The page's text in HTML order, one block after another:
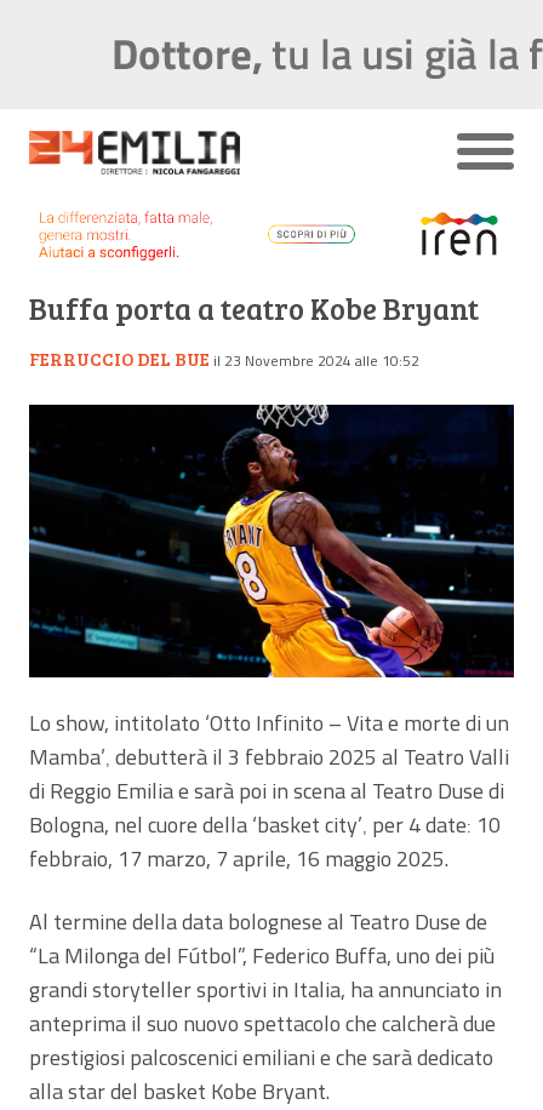
Buffa porta a teatro Kobe Bryant
FERRUCCIO DEL BUE il 23 Novembre 2024 alle 10:52
Lo show, intitolato ‘Otto Infinito – Vita e morte di un
Mamba’, debutterà il 3 febbraio 2025 al Teatro Valli
di Reggio Emilia e sarà poi in scena al Teatro Duse di
Bologna, nel cuore della ‘basket city’, per 4 date: 10
febbraio, 17 marzo, 7 aprile, 16 maggio 2025.
Al termine della data bolognese al Teatro Duse de
“La Milonga del Fútbol”, Federico Buffa, uno dei più
grandi storyteller sportivi in Italia, ha annunciato in
anteprima il suo nuovo spettacolo che calcherà due
prestigiosi palcoscenici emiliani e che sarà dedicato
alla star del basket Kobe Bryant.